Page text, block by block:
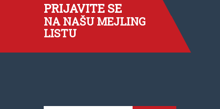
PRIJAVITE SE
NA NAŠU MEJLING
LISTU